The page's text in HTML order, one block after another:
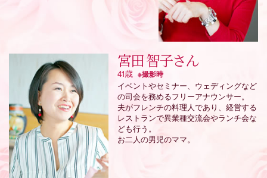
宮田 智子さん
41歳 ※撮影時
イベントやセミナー、ウェディングなど
の司会を務めるフリーアナウンサー。
夫がフレンチの料理人であり、経営する
レストランで異業種交流会やランチ会な
ども行う。
お二人の男児のママ。